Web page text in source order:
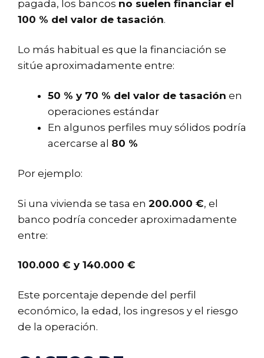
pagada, los bancos no suelen financiar el
100 % del valor de tasación.
Lo más habitual es que la financiación se
sitúe aproximadamente entre:
50 % y 70 % del valor de tasación en
operaciones estándar
En algunos perfiles muy sólidos podría
acercarse al 80 %
Por ejemplo:
Si una vivienda se tasa en 200.000 €, el
banco podría conceder aproximadamente
entre:
100.000 € y 140.000 €
Este porcentaje depende del perfil
económico, la edad, los ingresos y el riesgo
de la operación.